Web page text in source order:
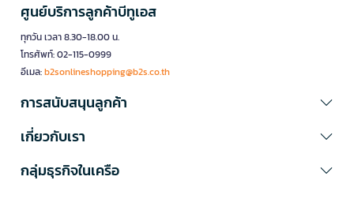
ศูนย์บริการลูกค้าบีทูเอส
ทุกวัน เวลา 8.30-18.00 น.
โทรศัพท์: 02-115-0999
อีเมล:b2sonlineshopping@b2s.co.th
การสนับสนุนลูกค้า
เกี่ยวกับเรา
กลุ่มธุรกิจในเครือ